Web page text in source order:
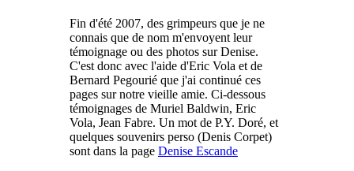
Fin d'été 2007, des grimpeurs que je ne
connais que de nom m'envoyent leur
témoignage ou des photos sur Denise.
C'est donc avec l'aide d'Eric Vola et de
Bernard Pegourié que j'ai continué ces
pages sur notre vieille amie. Ci-dessous
témoignages de Muriel Baldwin, Eric
Vola, Jean Fabre. Un mot de P.Y. Doré, et
quelques souvenirs perso (Denis Corpet)
sont dans la page Denise Escande